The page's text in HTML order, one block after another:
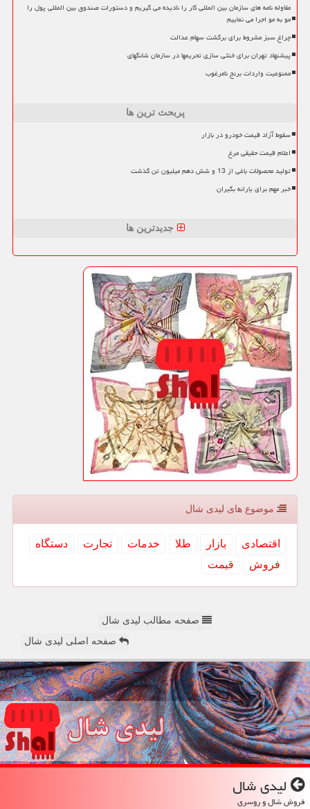
مقاوله نامه های سازمان بین المللی کار را نادیده می گیریم و دستورات صندوق بین المللی پول را
مو به مو اجرا می نماییم
چراغ سبز مشروط برای برگشت سهام عدالت
پیشنهاد تهران برای خنثی سازی تحریمها در سازمان شانگهای
ممنوعیت واردات برنج نامرغوب
پربحث ترین ها
سقوط آزاد قیمت خودرو در بازار
اعلام قیمت حقیقی مرغ
تولید محصولات باغی از 13 و شش دهم میلیون تن گذشت
خبر مهم برای یارانه بگیران
جدیدترین ها
موضوع های لیدی شال
اقتصادی بازار طلا خدمات تجارت
دستگاه
فروش
قیمت
صفحه مطالب لیدی شال
صفحه اصلی لیدی شال
لیدی شال
فروش شال و روسری